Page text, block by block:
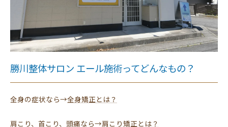
勝川整体サロン エール施術ってどんなもの？
全身の症状なら→全身矯正とは？
肩こり、首こり、頭痛なら→肩こり矯正とは？